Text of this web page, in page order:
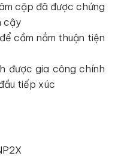
cặp đã được chứng
cậy
cầm nắm thuận tiện
được gia công chính
tiếp xúc